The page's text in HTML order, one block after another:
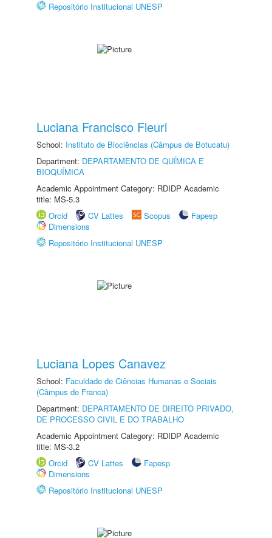
Repositório Institucional UNESP
Luciana Francisco Fleuri
School: Instituto de Biociências (Câmpus de Botucatu)
Department: DEPARTAMENTO DE QUÍMICA E
BIOQUÍMICA
Academic Appointment Category: RDIDP Academic
title: MS-5.3
Orcid
CV Lattes Scopus
Fapesp
Dimensions
Repositório Institucional UNESP
Luciana Lopes Canavez
School: Faculdade de Ciências Humanas e Sociais
(Câmpus de Franca)
Department: DEPARTAMENTO DE DIREITO PRIVADO,
DE PROCESSO CIVIL E DO TRABALHO
Academic Appointment Category: RDIDP Academic
title: MS-3.2
Orcid
CV Lattes
Fapesp
Dimensions
Repositório Institucional UNESP